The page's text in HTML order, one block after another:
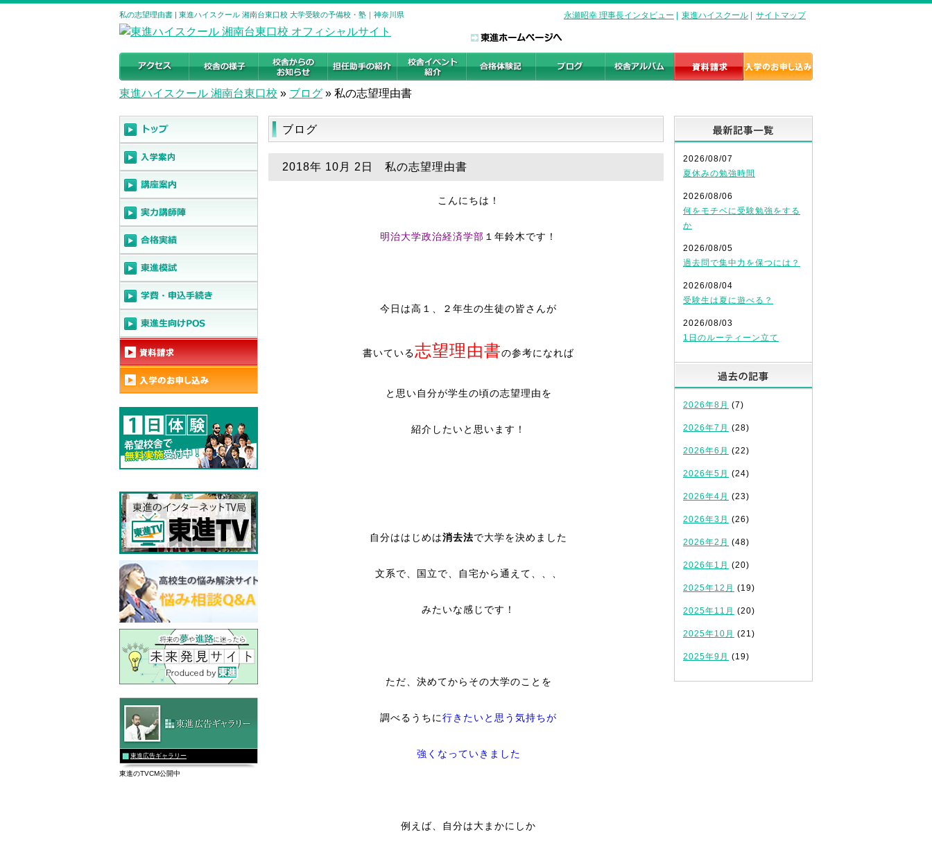
私の志望理由書 | 東進ハイスクール 湘南台東口校 大学受験の予備校・塾｜神奈川県 永瀬昭幸 理事長インタビュー 東進ハイスクール サイトマップ
東進ハイスクール 湘南台東口校 » ブログ » 私の志望理由書
ブログ
2018年 10月 2日 私の志望理由書
こんにちは！
明治大学政治経済学部 １年鈴木です！
今日は高１、２年生の生徒の皆さんが
書いている志望理由書の参考になれば
と思い自分が学生の頃の志望理由を
紹介したいと思います！
自分ははじめは消去法で大学を決めました
文系で、国立で、自宅から通えて、、、
みたいな感じです！
ただ、決めてからその大学のことを
調べるうちに行きたいと思う気持ちが
強くなっていきました
例えば、自分は大まかにしか
2026/08/07
夏休みの勉強時間
2026/08/06
何をモチベに受験勉強をする
か
2026/08/05
過去問で集中力を保つには？
2026/08/04
受験生は夏に遊べる？
2026/08/03
1日のルーティーン立て
2026年8月 (7)
2026年7月 (28)
2026年6月 (22)
2026年5月 (24)
2026年4月 (23)
2026年3月 (26)
2026年2月 (48)
2026年1月 (20)
2025年12月 (19)
2025年11月 (20)
2025年10月 (21)
2025年9月 (19)
東進広告ギャラリー
東進のTVCM公開中